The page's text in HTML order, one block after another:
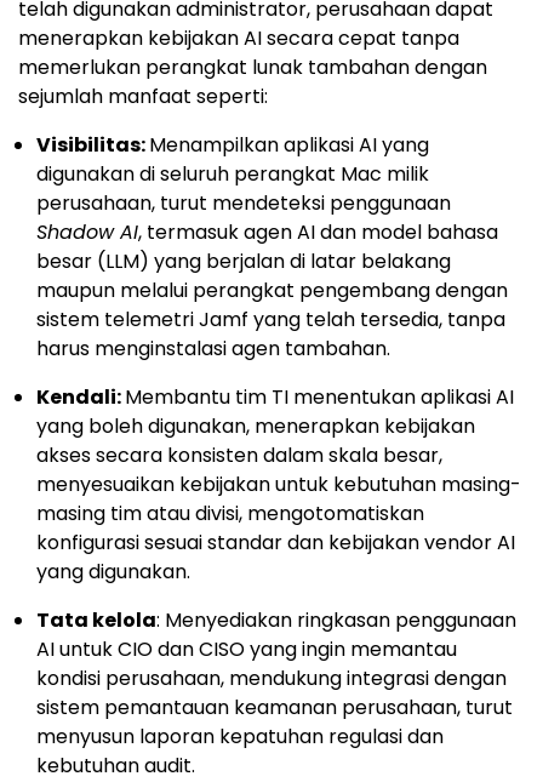
telah digunakan administrator, perusahaan dapat
menerapkan kebijakan AI secara cepat tanpa
memerlukan perangkat lunak tambahan dengan
sejumlah manfaat seperti:
Visibilitas:Menampilkan aplikasi AI yang
digunakan di seluruh perangkat Mac milik
perusahaan, turut mendeteksi penggunaan
Shadow AI, termasuk agen AI dan model bahasa
besar (LLM) yang berjalan di latar belakang
maupun melalui perangkat pengembang dengan
sistem telemetri Jamf yang telah tersedia, tanpa
harus menginstalasi agen tambahan.
Kendali:Membantu tim TI menentukan aplikasi AI
yang boleh digunakan, menerapkan kebijakan
akses secara konsisten dalam skala besar,
menyesuaikan kebijakan untuk kebutuhan masing-
masing tim atau divisi, mengotomatiskan
konfigurasi sesuai standar dan kebijakan vendor AI
yang digunakan.
Tata kelola: Menyediakan ringkasan penggunaan
AI untuk CIO dan CISO yang ingin memantau
kondisi perusahaan, mendukung integrasi dengan
sistem pemantauan keamanan perusahaan, turut
menyusun laporan kepatuhan regulasi dan
kebutuhan audit.